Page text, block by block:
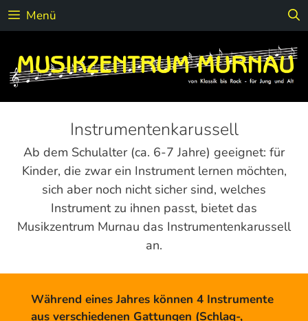
Zum Menü
Instrumentenkarussell
Ab dem Schulalter (ca. 6-7 Jahre) geeignet: für
Kinder, die zwar ein Instrument lernen möchten,
sich aber noch nicht sicher sind, welches
Instrument zu ihnen passt, bietet das
Musikzentrum Murnau das Instrumentenkarussell
an.
Während eines Jahres können 4 Instrumente
aus verschiedenen Gattungen (Schlag-,